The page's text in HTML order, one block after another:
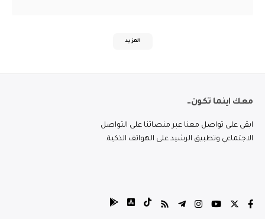
المزيد
معك اينما تكون..
ابقى على تواصل معنا عبر منصاتنا على التواصل
الاجتماعي وتطبيق الرشيد على الهواتف الذكية.